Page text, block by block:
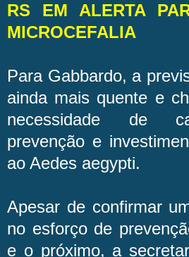
RS EM ALERTA
MICROCEFALIA
Para Gabbardo, a
ainda mais quente e
necessidade de
prevenção e
ao Aedes aegypti.
Apesar de confirmar
no esforço de
e o próximo, a